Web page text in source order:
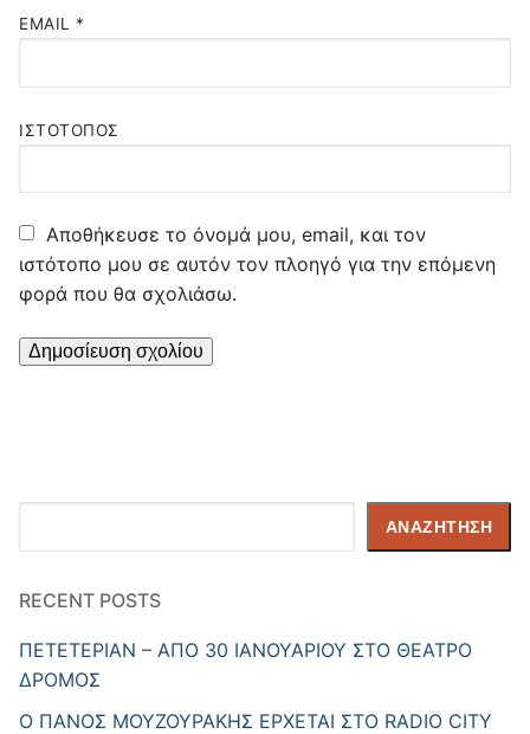
EMAIL *
ΙΣΤΌΤΟΠΟΣ
Αποθήκευσε το όνομά μου, email, και τον
ιστότοπο μου σε αυτόν τον πλοηγό για την επόμενη
φορά που θα σχολιάσω.
ΑΝΑΖΉΤΗΣΗ
RECENT POSTS
ΠΕΤΕΤΕΡΙΑΝ – ΑΠΟ 30 ΙΑΝΟΥΑΡΙΟΥ ΣΤΟ ΘΕΑΤΡΟ
ΔΡΟΜΟΣ
Ο ΠΑΝΟΣ ΜΟΥΖΟΥΡΑΚΗΣ ΕΡΧΕΤΑΙ ΣΤΟ RADIO CITY